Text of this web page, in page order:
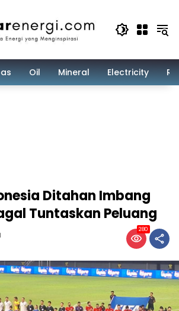
Oil Mineral Electricity
Ditahan Imbang
Tuntaskan Peluang
280